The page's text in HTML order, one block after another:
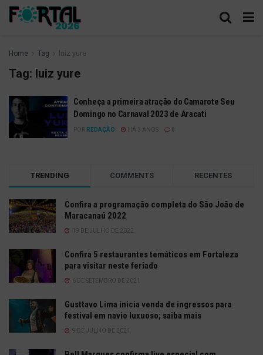
Home Tag luiz yure
Tag: luiz yure
Conheça a primeira atração do Camarote Seu
Domingo no Carnaval 2023 de Aracati
POR REDAÇÃO HÁ 3 ANOS
TRENDING COMMENTS RECENTES
Confira a programação completa do São João de
Maracanaú 2022
19 DE JULHO DE 2022
Confira 5 restaurantes temáticos em Fortaleza
para visitar neste feriado
6 DE SETEMBRO DE 2021
Gusttavo Lima inicia venda de ingressos para
festival em navio luxuoso; saiba mais
9 DE JULHO DE 2021